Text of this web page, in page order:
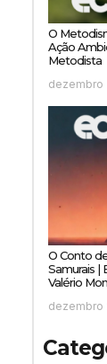
O
Ação
Metodista
dezembro
O Conto
Samurais |
Valério
dezembro